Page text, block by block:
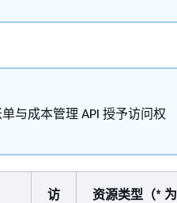
与成本管理 API 授予访问权
访
资源类型（* 为